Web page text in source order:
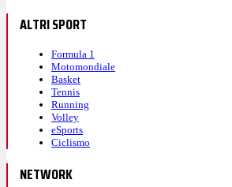
ALTRI SPORT
Formula 1
Motomondiale
Basket
Tennis
Running
Volley
eSports
Ciclismo
NETWORK